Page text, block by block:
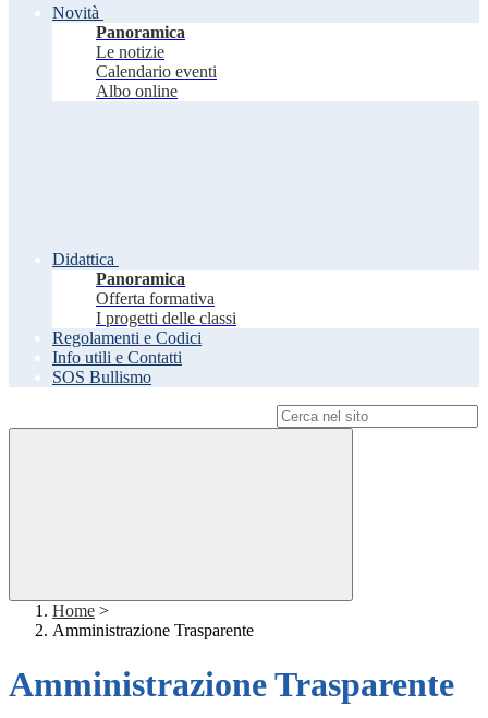
Novità
Panoramica
Le notizie
Calendario eventi
Albo online
Didattica
Panoramica
Offerta formativa
I progetti delle classi
Regolamenti e Codici
Info utili e Contatti
SOS Bullismo
Home >
Amministrazione Trasparente
Amministrazione Trasparente